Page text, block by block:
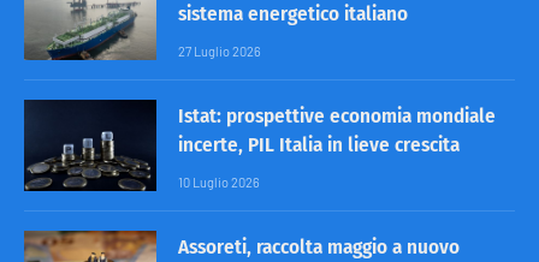
sistema energetico italiano
27 Luglio 2026
Istat: prospettive economia mondiale
incerte, PIL Italia in lieve crescita
10 Luglio 2026
Assoreti, raccolta maggio a nuovo